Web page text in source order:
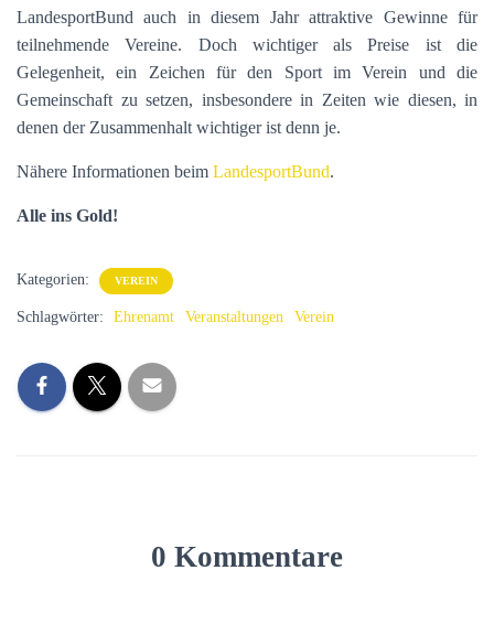
LandesportBund auch in diesem Jahr attraktive Gewinne für
teilnehmende Vereine. Doch wichtiger als Preise ist die
Gelegenheit, ein Zeichen für den Sport im Verein und die
Gemeinschaft zu setzen, insbesondere in Zeiten wie diesen, in
denen der Zusammenhalt wichtiger ist denn je.
Nähere Informationen beim LandesportBund.
Alle ins Gold!
Kategorien: VEREIN
Schlagwörter: Ehrenamt Veranstaltungen Verein
0 Kommentare